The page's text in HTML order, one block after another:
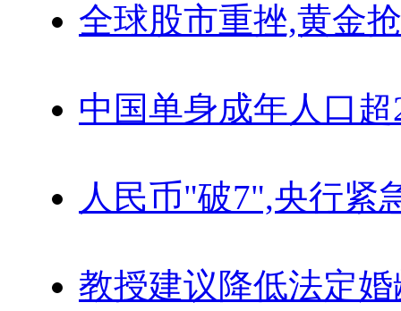
全球股市重挫,黄金
中国单身成年人口超
人民币"破7",央行紧
教授建议降低法定婚